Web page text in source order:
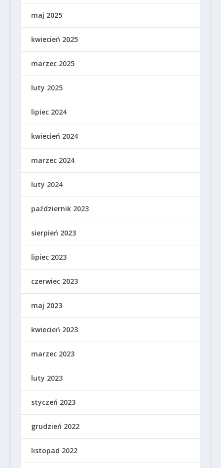
maj 2025
kwiecień 2025
marzec 2025
luty 2025
lipiec 2024
kwiecień 2024
marzec 2024
luty 2024
październik 2023
sierpień 2023
lipiec 2023
czerwiec 2023
maj 2023
kwiecień 2023
marzec 2023
luty 2023
styczeń 2023
grudzień 2022
listopad 2022